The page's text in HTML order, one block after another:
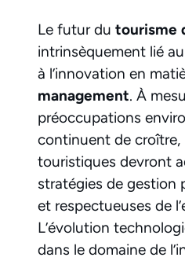
Le futur du tourisme
intrinsèquement lié
à l’innovation en
management. À
préoccupations
continuent de croître,
touristiques devront
stratégies de gestion
et respectueuses de
L’évolution
dans le domaine de